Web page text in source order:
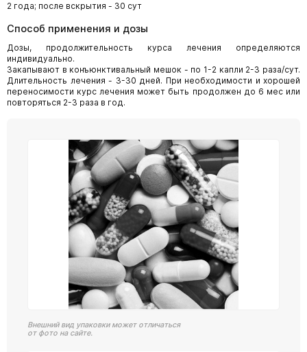
2 года; после вскрытия - 30 сут
Способ применения и дозы
Дозы, продолжительность курса лечения определяются
индивидуально.
Закапывают в конъюнктивальный мешок - по 1-2 капли 2-3 раза/сут.
Длительность лечения - 3-30 дней. При необходимости и хорошей
переносимости курс лечения может быть продолжен до 6 мес или
повторяться 2-3 раза в год.
Внешний вид упаковки может отличаться
от фото на сайте.